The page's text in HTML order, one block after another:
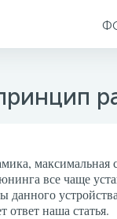
максимальная
все чаще
данного
ответ наша статья.